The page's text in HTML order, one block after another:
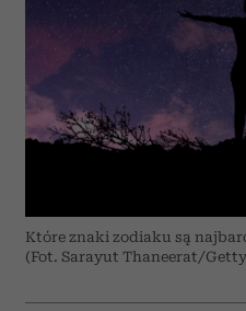
Które znaki zodiaku są
(Fot. Sarayut Thaneerat/